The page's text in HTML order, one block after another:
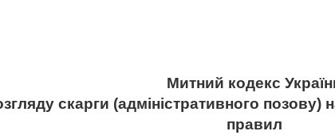
Митний кодекс
скарги (адміністративного
правил